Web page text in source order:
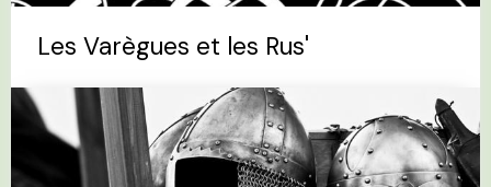
Les Varègues et les Rus'